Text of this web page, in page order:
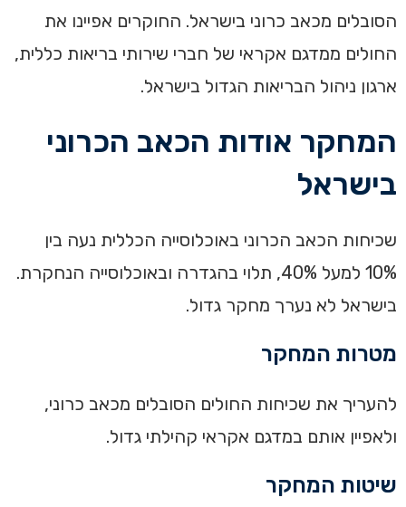
הסובלים מכאב כרוני בישראל. החוקרים אפיינו את
החולים ממדגם אקראי של חברי שירותי בריאות כללית,
ארגון ניהול הבריאות הגדול בישראל.
המחקר אודות הכאב הכרוני
בישראל
‏שכיחות הכאב הכרוני באוכלוסייה הכללית נעה בין
10% למעל 40%, תלוי בהגדרה ובאוכלוסייה הנחקרת.
בישראל לא נערך מחקר גדול.‏
‏מטרות המחקר
‏להעריך את שכיחות החולים הסובלים מכאב כרוני,
ולאפיין אותם במדגם אקראי קהילתי גדול.‏
‏שיטות המחקר